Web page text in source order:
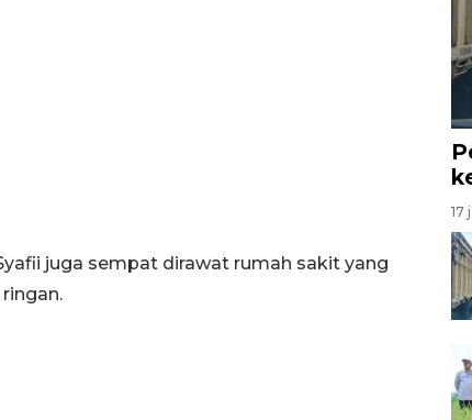
juga sempat dirawat rumah sakit yang
17